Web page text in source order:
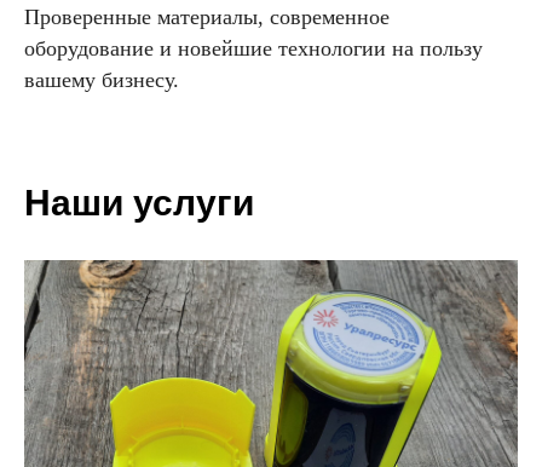
Проверенные материалы, современное
оборудование и новейшие технологии на пользу
вашему бизнесу.
Наши услуги